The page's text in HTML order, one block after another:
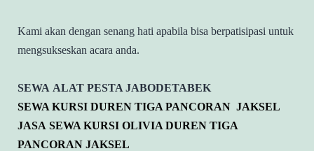
Kami akan dengan senang hati apabila bisa berpatisipasi untuk
mengsukseskan acara anda.
SEWA ALAT PESTA JABODETABEK
SEWA KURSI DUREN TIGA PANCORAN JAKSEL
JASA SEWA KURSI OLIVIA DUREN TIGA
PANCORAN JAKSEL